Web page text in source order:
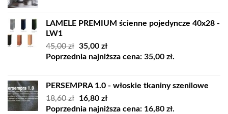
LAMELE PREMIUM ścienne pojedyncze 40x28 -
LW1
45,00zł Pierwotna
cena
35,00 złAktualna
cena
Poprzednia najniższa cena: 35,00 zł.
PERSEMPRA 1.0 - włoskie tkaniny szenilowe
18,60zł
Pierwotna
cena
16,80 złAktualna
cena
Poprzednia najniższa cena: 16,80 zł.